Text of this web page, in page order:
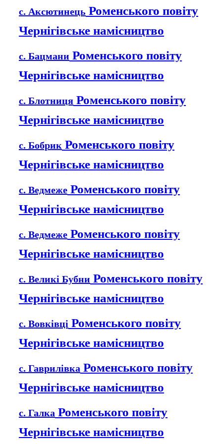
с. Аксютинець Роменського повіту
Чернігівське намісництво
с. Бацмани Роменського повіту
Чернігівське намісництво
с. Блотниця Роменського повіту
Чернігівське намісництво
с. Бобрик Роменського повіту
Чернігівське намісництво
с. Ведмеже Роменського повіту
Чернігівське намісництво
с. Ведмеже Роменського повіту
Чернігівське намісництво
с. Великі Бубни Роменського повіту
Чернігівське намісництво
с. Вовківці Роменського повіту
Чернігівське намісництво
с. Гаврилівка Роменського повіту
Чернігівське намісництво
с. Галка Роменського повіту
Чернігівське намісництво